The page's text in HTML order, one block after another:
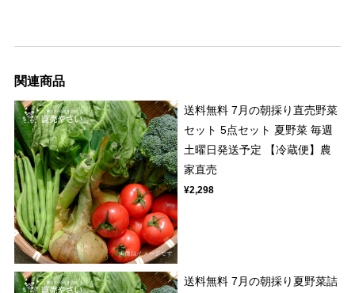
関連商品
送料無料 7月の朝採り直売野菜
セット 5点セット 夏野菜 毎週
土曜日発送予定 【冷蔵便】農
家直売
¥2,298
送料無料 7月の朝採り夏野菜詰